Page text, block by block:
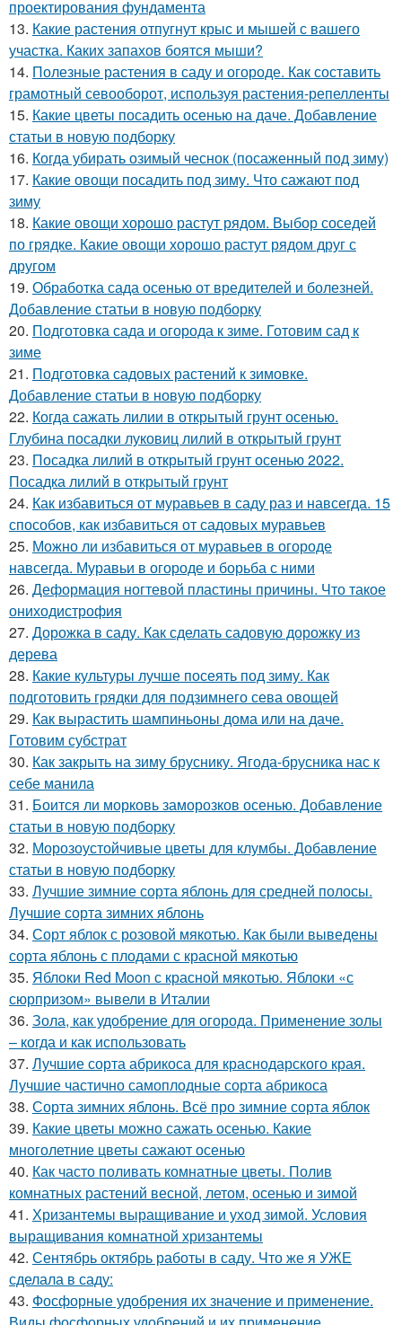
проектирования фундамента
13. Какие растения отпугнут крыс и мышей с вашего
участка. Каких запахов боятся мыши?
14. Полезные растения в саду и огороде. Как составить
грамотный севооборот, используя растения-репелленты
15. Какие цветы посадить осенью на даче. Добавление
статьи в новую подборку
16. Когда убирать озимый чеснок (посаженный под зиму)
17. Какие овощи посадить под зиму. Что сажают под
зиму
18. Какие овощи хорошо растут рядом. Выбор соседей
по грядке. Какие овощи хорошо растут рядом друг с
другом
19. Обработка сада осенью от вредителей и болезней.
Добавление статьи в новую подборку
20. Подготовка сада и огорода к зиме. Готовим сад к
зиме
21. Подготовка садовых растений к зимовке.
Добавление статьи в новую подборку
22. Когда сажать лилии в открытый грунт осенью.
Глубина посадки луковиц лилий в открытый грунт
23. Посадка лилий в открытый грунт осенью 2022.
Посадка лилий в открытый грунт
24. Как избавиться от муравьев в саду раз и навсегда. 15
способов, как избавиться от садовых муравьев
25. Можно ли избавиться от муравьев в огороде
навсегда. Муравьи в огороде и борьба с ними
26. Деформация ногтевой пластины причины. Что такое
ониходистрофия
27. Дорожка в саду. Как сделать садовую дорожку из
дерева
28. Какие культуры лучше посеять под зиму. Как
подготовить грядки для подзимнего сева овощей
29. Как вырастить шампиньоны дома или на даче.
Готовим субстрат
30. Как закрыть на зиму бруснику. Ягода-брусника нас к
себе манила
31. Боится ли морковь заморозков осенью. Добавление
статьи в новую подборку
32. Морозоустойчивые цветы для клумбы. Добавление
статьи в новую подборку
33. Лучшие зимние сорта яблонь для средней полосы.
Лучшие сорта зимних яблонь
34. Сорт яблок с розовой мякотью. Как были выведены
сорта яблонь с плодами с красной мякотью
35. Яблоки Red Moon с красной мякотью. Яблоки «с
сюрпризом» вывели в Италии
36. Зола, как удобрение для огорода. Применение золы
– когда и как использовать
37. Лучшие сорта абрикоса для краснодарского края.
Лучшие частично самоплодные сорта абрикоса
38. Сорта зимних яблонь. Всё про зимние сорта яблок
39. Какие цветы можно сажать осенью. Какие
многолетние цветы сажают осенью
40. Как часто поливать комнатные цветы. Полив
комнатных растений весной, летом, осенью и зимой
41. Хризантемы выращивание и уход зимой. Условия
выращивания комнатной хризантемы
42. Сентябрь октябрь работы в саду. Что же я УЖЕ
сделала в саду:
43. Фосфорные удобрения их значение и применение.